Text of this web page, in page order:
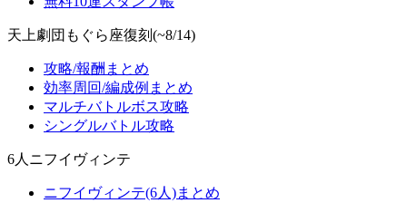
天上劇団もぐら座復刻(~8/14)
攻略/報酬まとめ
効率周回/編成例まとめ
マルチバトルボス攻略
シングルバトル攻略
6人ニフイヴィンテ
ニフイヴィンテ(6人)まとめ